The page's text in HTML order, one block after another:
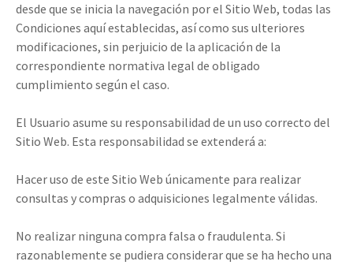
desde que se inicia la navegación por el Sitio Web, todas las
Condiciones aquí establecidas, así como sus ulteriores
modificaciones, sin perjuicio de la aplicación de la
correspondiente normativa legal de obligado
cumplimiento según el caso.
El Usuario asume su responsabilidad de un uso correcto del
Sitio Web. Esta responsabilidad se extenderá a:
Hacer uso de este Sitio Web únicamente para realizar
consultas y compras o adquisiciones legalmente válidas.
No realizar ninguna compra falsa o fraudulenta. Si
razonablemente se pudiera considerar que se ha hecho una